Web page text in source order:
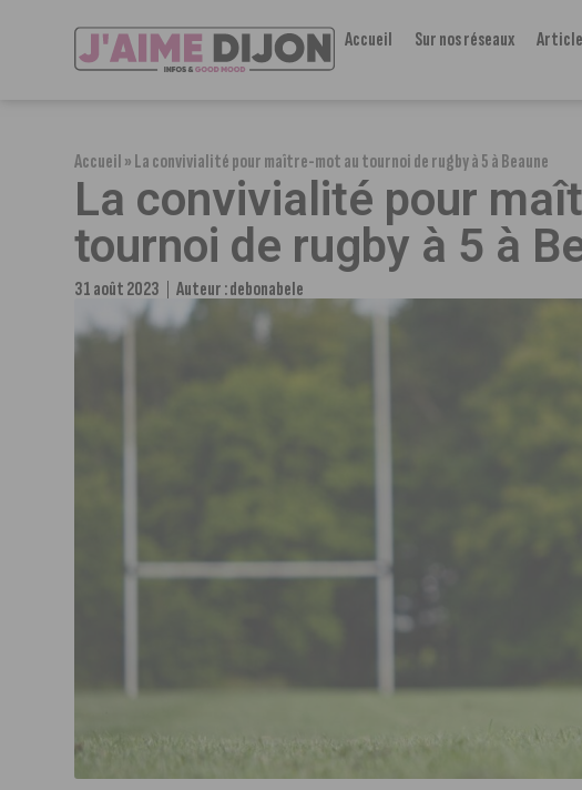
Accueil Sur nos réseaux
Accueil»La convivialité pour maître-mot au tournoi de rugby à 5 à Beaune
La convivialité pour
tournoi de rugby à 5 à
31 août 2023 Auteur :debonabele